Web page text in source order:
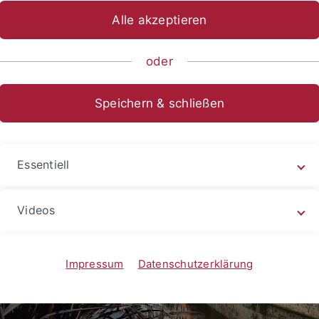
Alle akzeptieren
oder
Speichern & schließen
Essentiell
Videos
Impressum Datenschutzerklärung